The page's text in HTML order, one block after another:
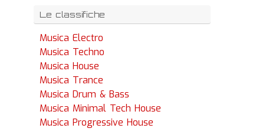
Le classifiche
Musica Electro
Musica Techno
Musica House
Musica Trance
Musica Drum & Bass
Musica Minimal Tech House
Musica Progressive House